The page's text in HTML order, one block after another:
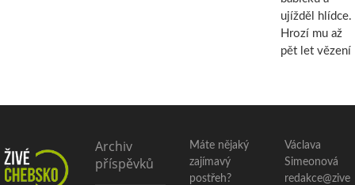
ujížděl hlídce.
Hrozí mu až
pět let vězení
Archiv
příspěvků
Máte nějaký
zajímavý
postřeh?
Václava
Simeonová
redakce@zive